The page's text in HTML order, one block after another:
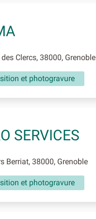
Clercs, 38000, Grenoble
et photogravure
SERVICES
Berriat, 38000, Grenoble
et photogravure